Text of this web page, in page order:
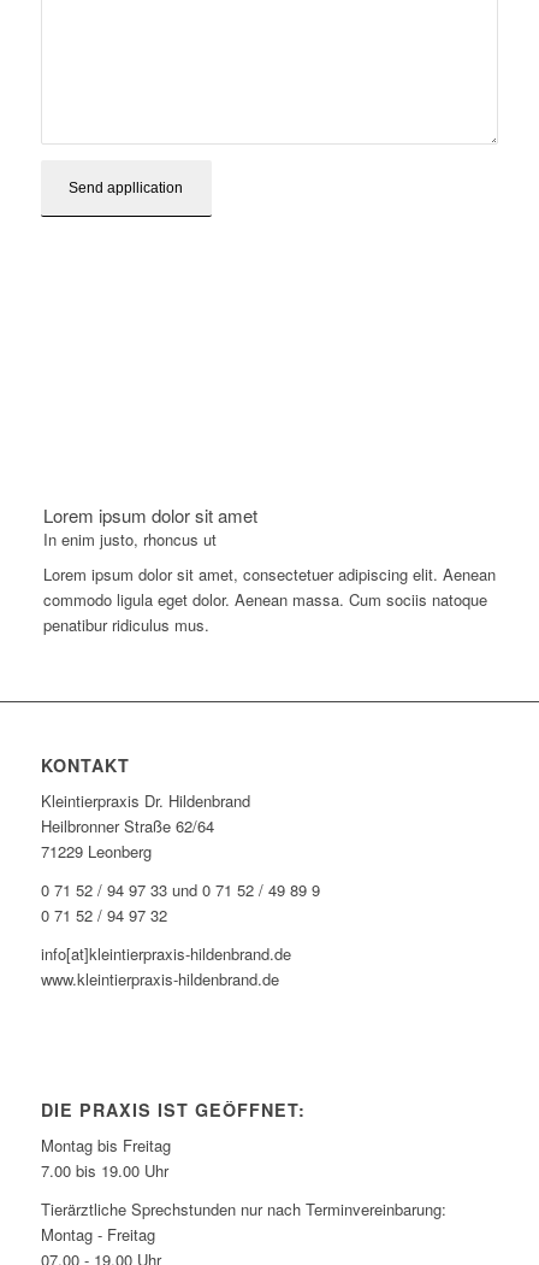
Lorem ipsum dolor sit amet
In enim justo, rhoncus ut
Lorem ipsum dolor sit amet, consectetuer adipiscing elit. Aenean
commodo ligula eget dolor. Aenean massa. Cum sociis natoque
penatibur ridiculus mus.
KONTAKT
Kleintierpraxis Dr. Hildenbrand
Heilbronner Straße 62/64
71229 Leonberg
0 71 52 / 94 97 33 und 0 71 52 / 49 89 9
0 71 52 / 94 97 32
info[at]kleintierpraxis-hildenbrand.de
www.kleintierpraxis-hildenbrand.de
DIE PRAXIS IST GEÖFFNET:
Montag bis Freitag
7.00 bis 19.00 Uhr
Tierärztliche Sprechstunden nur nach Terminvereinbarung:
Montag - Freitag
07.00 - 19.00 Uhr